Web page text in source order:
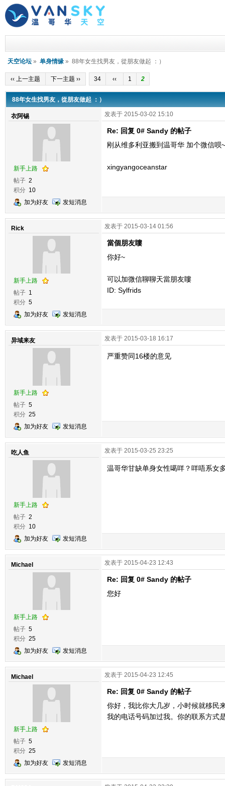
天空论坛 » 单身情缘 » 88年女生找男友，從朋友做起 ：）
‹‹ 上一主题 下一主题 ›› 34 ‹‹ 1 2
88年女生找男友，從朋友做起 ：）
衣阿锡
新手上路
帖子 2
积分 10
加为好友
发短消息
发表于 2015-03-02 15:10
Re: 回复 0# Sandy 的帖子
刚从维多利亚搬到温哥华 加个微信呗
xingyangoceanstar
Rick
新手上路
帖子 1
积分 5
加为好友
发短消息
发表于 2015-03-14 01:56
當個朋友瞜
你好~
可以加微信聊聊天當朋友瞜
ID: Sylfrids
异域来友
新手上路
帖子 5
积分 25
加为好友
发短消息
发表于 2015-03-18 16:17
严重赞同16楼的意见
吃人鱼
新手上路
帖子 2
积分 10
加为好友
发短消息
发表于 2015-03-25 23:25
温哥华甘缺单身女性噶咩？咩唔系女
Michael
新手上路
帖子 5
积分 25
加为好友
发短消息
发表于 2015-04-23 12:43
Re: 回复 0# Sandy 的帖子
您好
Michael
新手上路
帖子 5
积分 25
加为好友
发短消息
发表于 2015-04-23 12:45
Re: 回复 0# Sandy 的帖子
你好，我比你大几岁，小时候就移民
我的电话号码加过我。你的联系方式